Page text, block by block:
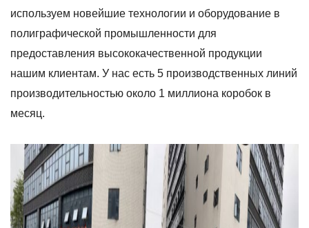
используем новейшие технологии и оборудование в
полиграфической промышленности для
предоставления высококачественной продукции
нашим клиентам. У нас есть 5 производственных линий
производительностью около 1 миллиона коробок в
месяц.